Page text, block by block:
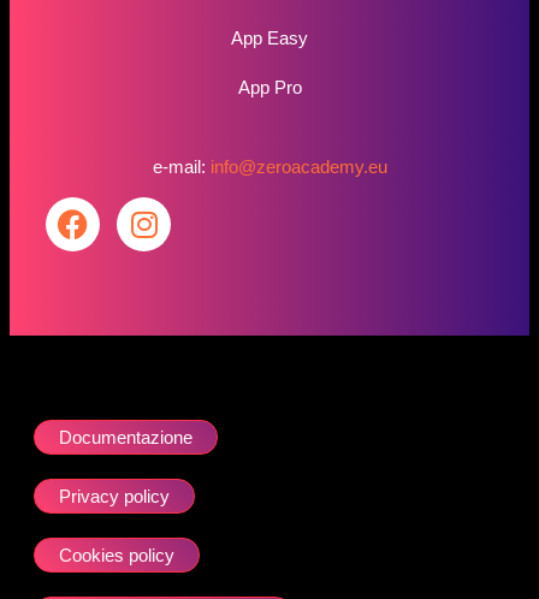
App Easy
App Pro
e-mail: info@zeroacademy.eu
Documentazione
Privacy policy
Cookies policy